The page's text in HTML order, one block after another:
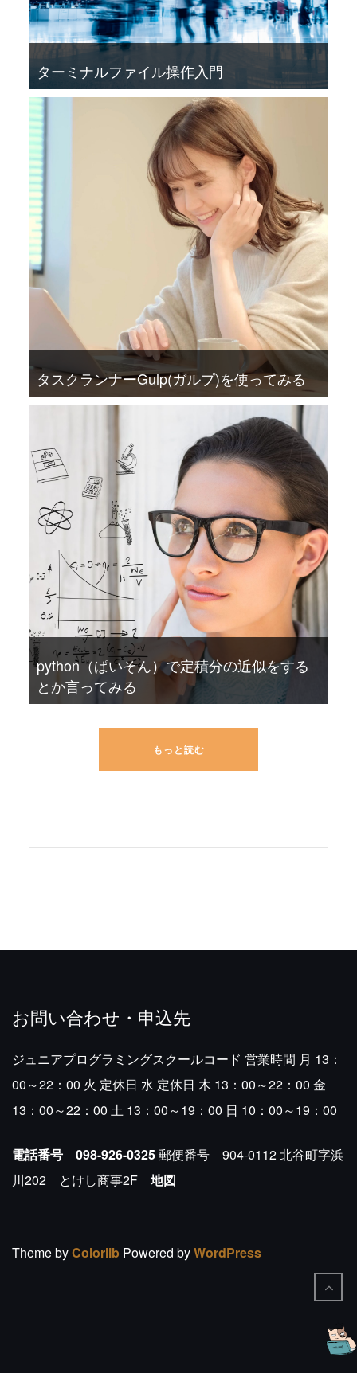
ターミナルファイル操作入門
タスクランナーGulp(ガルプ)を使ってみる
python（ぱいそん）で定積分の近似をする
とか言ってみる
もっと読む
お問い合わせ・申込先
ジュニアプログラミングスクールコード 営業時間 月 13：
00～22：00 火 定休日 水 定休日 木 13：00～22：00 金
13：00～22：00 土 13：00～19：00 日 10：00～19：00
電話番号 098-926-0325郵便番号 904-0112北谷町字浜
川202 とけし商事2F 地図
Theme byColorlib Powered byWordPress